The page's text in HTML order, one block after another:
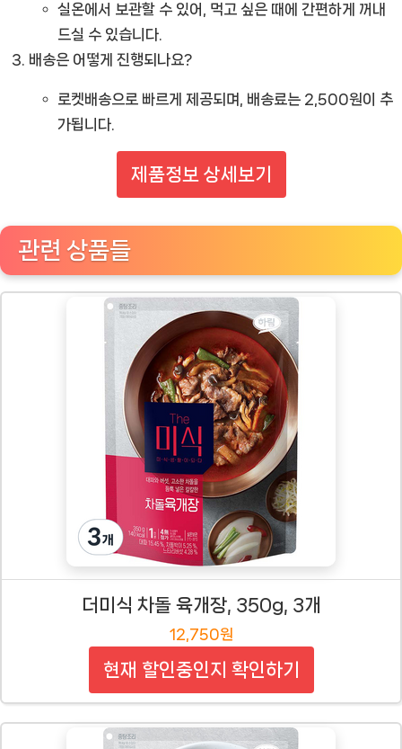
실온에서 보관할 수 있어, 먹고 싶은 때에 간편하게 꺼내
드실 수 있습니다.
배송은 어떻게 진행되나요?
로켓배송으로 빠르게 제공되며, 배송료는 2,500원이 추
가됩니다.
제품정보 상세보기
관련 상품들
더미식 차돌 육개장, 350g, 3개
12,750원
현재 할인중인지 확인하기